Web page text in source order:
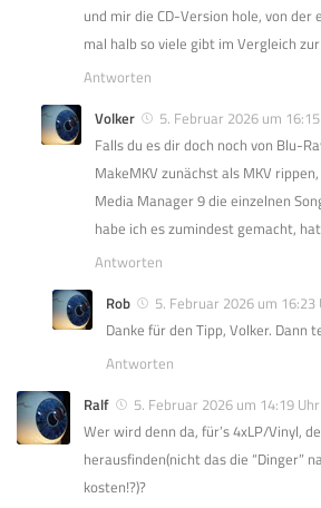
und mir die CD-Version hole, von
mal halb so viele gibt im Vergleich
Antworten
Volker
5. Februar 2026 um
Falls du es dir doch noch von Blu-
MakeMKV zunächst als MKV
Media Manager 9 die einzelnen
habe ich es zumindest gemacht,
Antworten
Rob
5. Februar 2026 um 16:23
Danke für den Tipp, Volker. Dann
Antworten
Ralf
5. Februar 2026 um 14:19 Uhr
Wer wird denn da, für’s 4xLP/Vinyl,
herausfinden(nicht das die “Dinger”
kosten!?)?